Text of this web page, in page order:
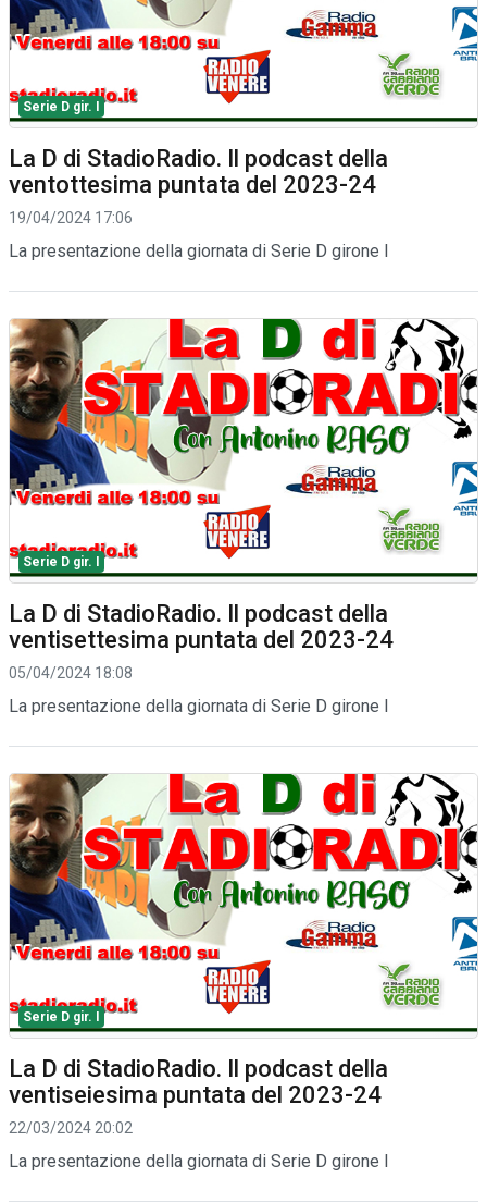
Serie D gir. I
La D di StadioRadio. Il podcast della
ventottesima puntata del 2023-24
19/04/2024 17:06
La presentazione della giornata di Serie D girone I
Serie D gir. I
La D di StadioRadio. Il podcast della
ventisettesima puntata del 2023-24
05/04/2024 18:08
La presentazione della giornata di Serie D girone I
Serie D gir. I
La D di StadioRadio. Il podcast della
ventiseiesima puntata del 2023-24
22/03/2024 20:02
La presentazione della giornata di Serie D girone I